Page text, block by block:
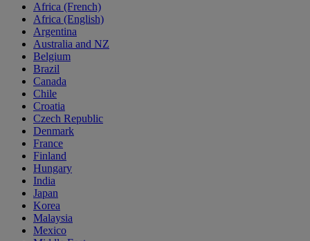
Africa (French)
Africa (English)
Argentina
Australia and NZ
Belgium
Brazil
Canada
Chile
Croatia
Czech Republic
Denmark
France
Finland
Hungary
India
Japan
Korea
Malaysia
Mexico